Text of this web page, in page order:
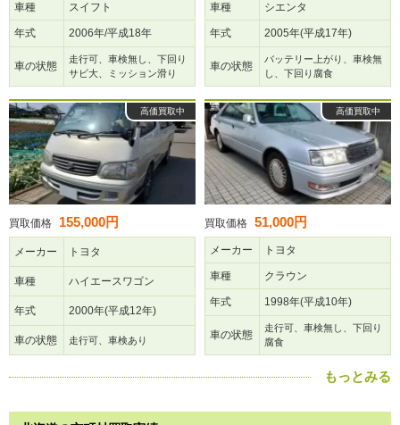
車種 スイフト
年式 2006年/平成18年
車の状態
走行可、車検無し、下回り
サビ大、ミッション滑り
車種 シエンタ
年式 2005年(平成17年)
車の状態
バッテリー上がり、車検無
し、下回り腐食
高価買取中
買取価格 155,000円
メーカー トヨタ
車種 ハイエースワゴン
年式 2000年(平成12年)
車の状態 走行可、車検あり
高価買取中
買取価格 51,000円
メーカー トヨタ
車種 クラウン
年式 1998年(平成10年)
車の状態
走行可、車検無し、下回り
腐食
もっとみる